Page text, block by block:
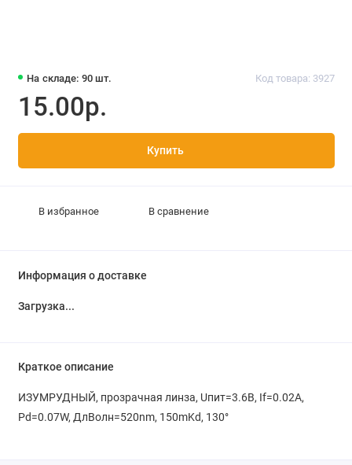
На складе: 90 шт. Код товара: 3927
15.00р.
Купить
В избранное В сравнение
Информация о доставке
Загрузка...
Краткое описание
ИЗУМРУДНЫЙ, прозрачная линза, Uпит=3.6В, If=0.02A,
Pd=0.07W, ДлВолн=520nm, 150mKd, 130°